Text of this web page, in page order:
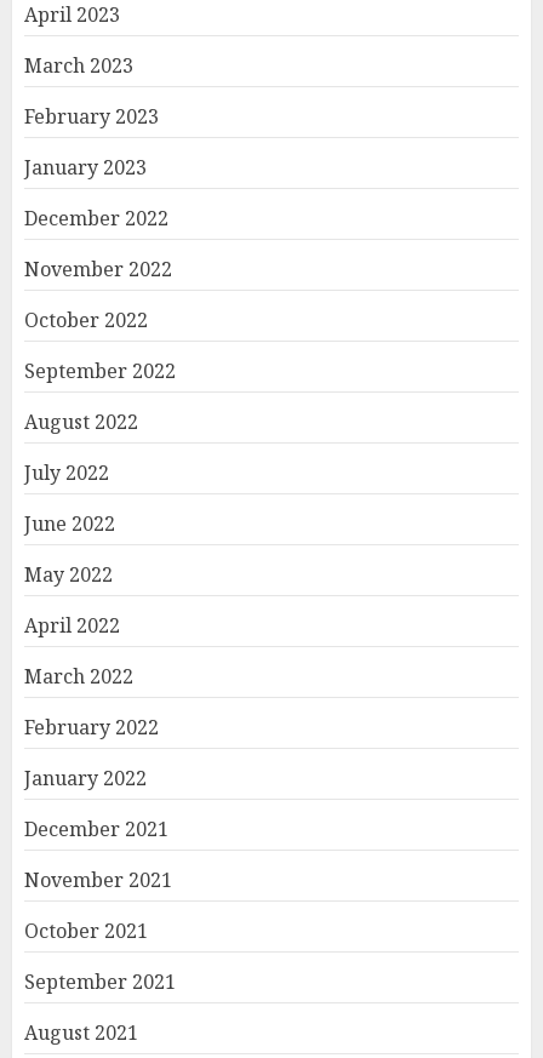
April 2023
March 2023
February 2023
January 2023
December 2022
November 2022
October 2022
September 2022
August 2022
July 2022
June 2022
May 2022
April 2022
March 2022
February 2022
January 2022
December 2021
November 2021
October 2021
September 2021
August 2021